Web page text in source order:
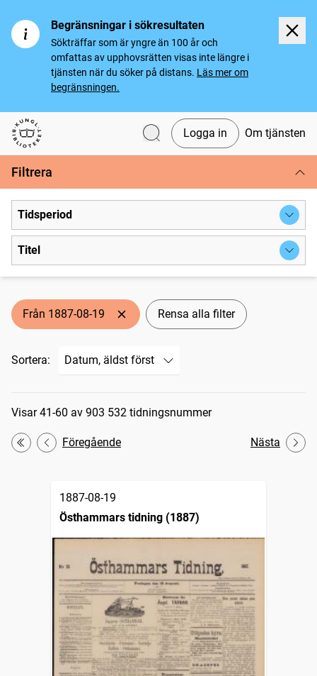
Begränsningar i sökresultaten
Sökträffar som är yngre än 100 år och
omfattas av upphovsrätten visas inte längre i
tjänsten när du söker på distans. Läs mer om
begränsningen.
Svenska tidningar
Logga in Om tjänsten
Filtrera
Tidsperiod
Titel
Från 1887-08-19 Rensa alla filter
Sortera:
Sökresultat
Visar 41-60 av 903 532 tidningsnummer
Första
Föregående Nästa
1887-08-19
Östhammars tidning (1887)